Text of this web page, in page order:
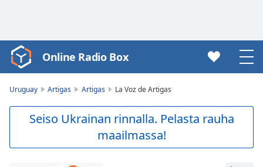
Video
Player
Skip
Online Radio Box
Uruguay Artigas Artigas La Voz de Artigas
Seiso Ukrainan rinnalla. Pelasta rauha
maailmassa!